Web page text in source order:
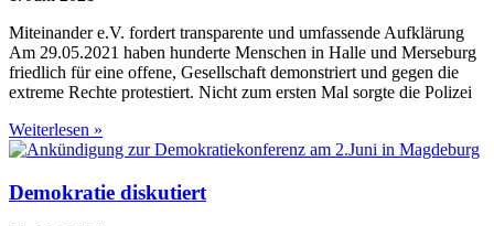
Miteinander e.V. fordert transparente und umfassende Aufklärung
Am 29.05.2021 haben hunderte Menschen in Halle und Merseburg
friedlich für eine offene, Gesellschaft demonstriert und gegen die
extreme Rechte protestiert. Nicht zum ersten Mal sorgte die Polizei
Weiterlesen »
Demokratie diskutiert